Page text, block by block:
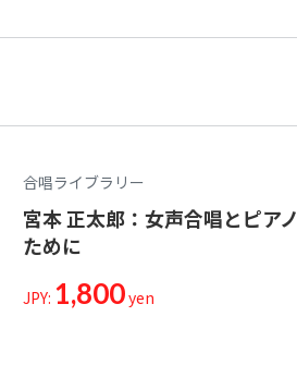
合唱ライブラリー
宮本 正太郎：女声合唱とピ
ために
JPY: 1,800yen